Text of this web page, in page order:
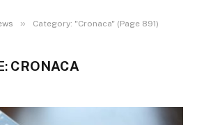
» Category: "Cronaca" (Page 891)
CRONACA